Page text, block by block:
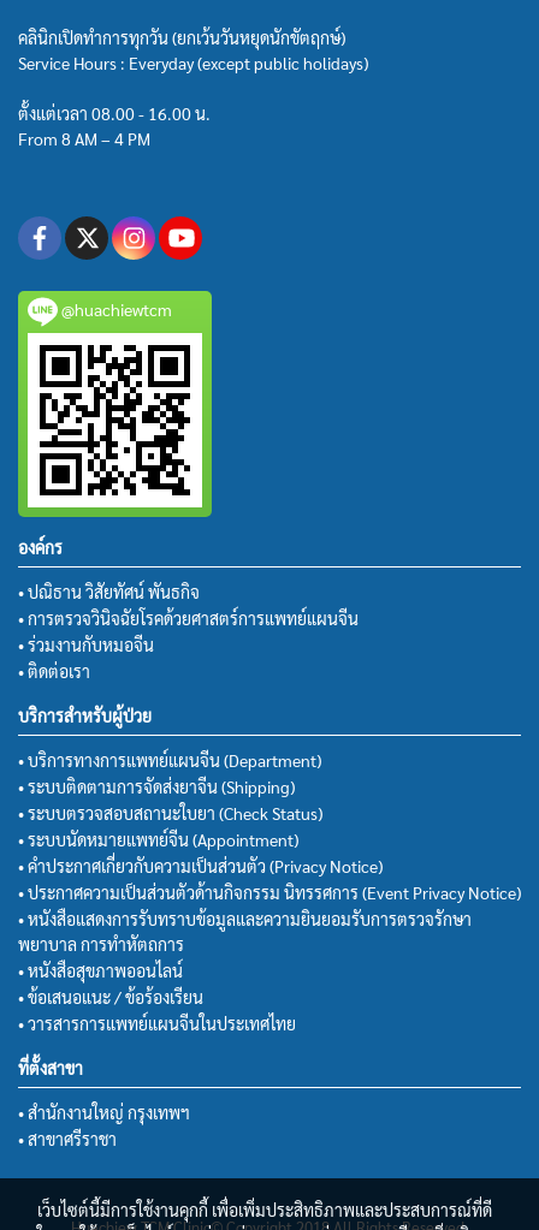
คลินิกเปิดทำการทุกวัน (ยกเว้นวันหยุดนักขัตฤกษ์)
Service Hours : Everyday (except public holidays)
ตั้งแต่เวลา 08.00 - 16.00 น.
From 8 AM – 4 PM
@huachiewtcm
องค์กร
• ปณิธาน วิสัยทัศน์ พันธกิจ
• การตรวจวินิจฉัยโรคด้วยศาสตร์การแพทย์แผนจีน
• ร่วมงานกับหมอจีน
• ติดต่อเรา
บริการสำหรับผู้ป่วย
• บริการทางการแพทย์แผนจีน (Department)
• ระบบติดตามการจัดส่งยาจีน (Shipping)
• ระบบตรวจสอบสถานะใบยา (Check Status)
• ระบบนัดหมายแพทย์จีน (Appointment)
• คำประกาศเกี่ยวกับความเป็นส่วนตัว (Privacy Notice)
• ประกาศความเป็นส่วนตัวด้านกิจกรรม นิทรรศการ (Event Privacy Notice)
• หนังสือแสดงการรับทราบข้อมูลและความยินยอมรับการตรวจรักษา
พยาบาล การทำหัตถการ
• หนังสือสุขภาพออนไลน์
• ข้อเสนอแนะ / ข้อร้องเรียน
• วารสารการแพทย์แผนจีนในประเทศไทย
ที่ตั้งสาขา
• สำนักงานใหญ่ กรุงเทพฯ
• สาขาศรีราชา
เว็บไซต์นี้มีการใช้งานคุกกี้ เพื่อเพิ่มประสิทธิภาพและประสบการณ์ที่ดี